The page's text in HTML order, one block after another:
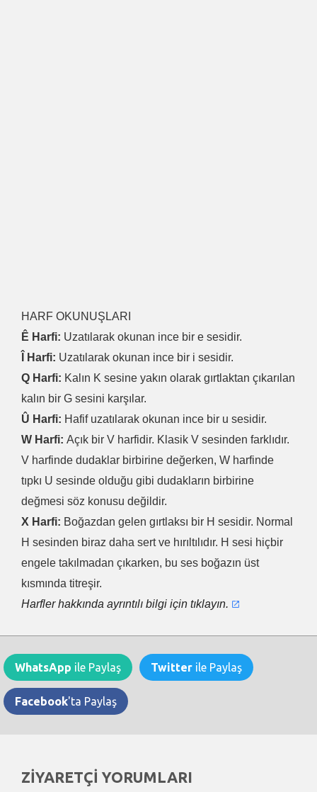
HARF OKUNUŞLARI
Ê Harfi: Uzatılarak okunan ince bir e sesidir.
Î Harfi: Uzatılarak okunan ince bir i sesidir.
Q Harfi: Kalın K sesine yakın olarak gırtlaktan çıkarılan
kalın bir G sesini karşılar.
Û Harfi: Hafif uzatılarak okunan ince bir u sesidir.
W Harfi: Açık bir V harfidir. Klasik V sesinden farklıdır.
V harfinde dudaklar birbirine değerken, W harfinde
tıpkı U sesinde olduğu gibi dudakların birbirine
değmesi söz konusu değildir.
X Harfi: Boğazdan gelen gırtlaksı bir H sesidir. Normal
H sesinden biraz daha sert ve hırıltılıdır. H sesi hiçbir
engele takılmadan çıkarken, bu ses boğazın üst
kısmında titreşir.
Harfler hakkında ayrıntılı bilgi için tıklayın.
WhatsApp ile Paylaş Twitter ile Paylaş
Facebook'ta Paylaş
ZİYARETÇİ YORUMLARI